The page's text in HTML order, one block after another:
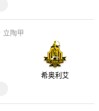
立陶甲
希奥利艾